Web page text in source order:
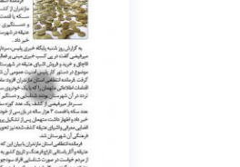
6